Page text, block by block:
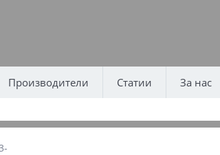
Производители Статии За нас